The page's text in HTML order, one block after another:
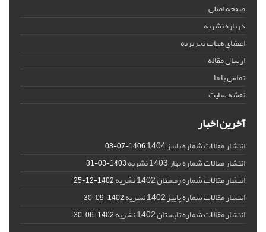
صفحه اصلی
درباره نشریه
اعضای هیات تحریریه
ارسال مقاله
تماس با ما
نقشه سایت
آخرین اخبار
انتشار مقالات شماره پاییز 1404 1406-07-08
انتشار مقالات شماره بهار 1403 نشریه 1403-03-31
انتشار مقالات شماره زمستان 1402 نشریه 1402-12-25
انتشار مقالات شماره پاییز 1402 نشریه 1402-09-30
انتشار مقالات شماره تابستان 1402 نشریه 1402-06-30